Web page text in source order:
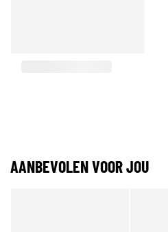
AANBEVOLEN VOOR JOU